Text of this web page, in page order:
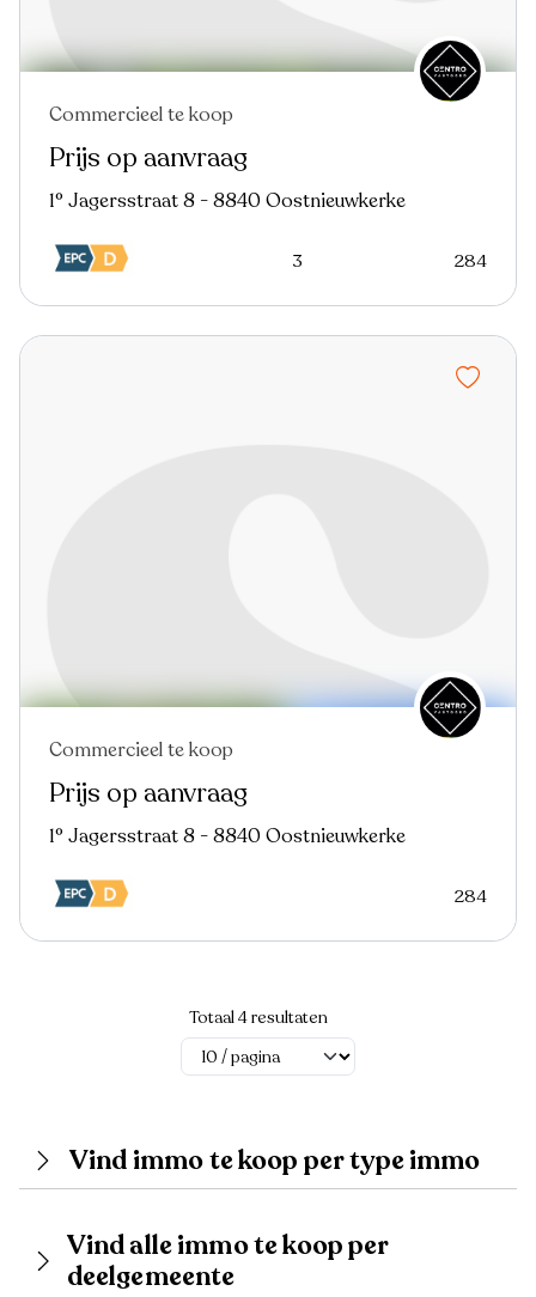
Commercieel te koop
Prijs op aanvraag
1° Jagersstraat 8 - 8840 Oostnieuwkerke
3 284
Commercieel te koop
Prijs op aanvraag
1° Jagersstraat 8 - 8840 Oostnieuwkerke
284
Totaal 4 resultaten
Vind immo te koop per type immo
Vind alle immo te koop per
deelgemeente